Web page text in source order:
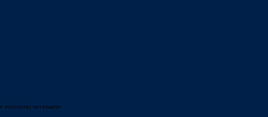
istruzioni necessarie.